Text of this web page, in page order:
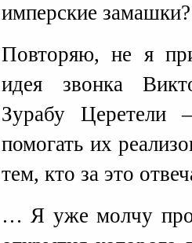
имперские замашки?
Повторяю, не я
идея звонка
Зурабу
помогать их
тем, кто за это
… Я уже молчу про